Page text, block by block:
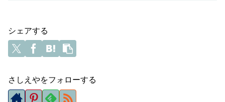
シェアする
さしえやをフォローする